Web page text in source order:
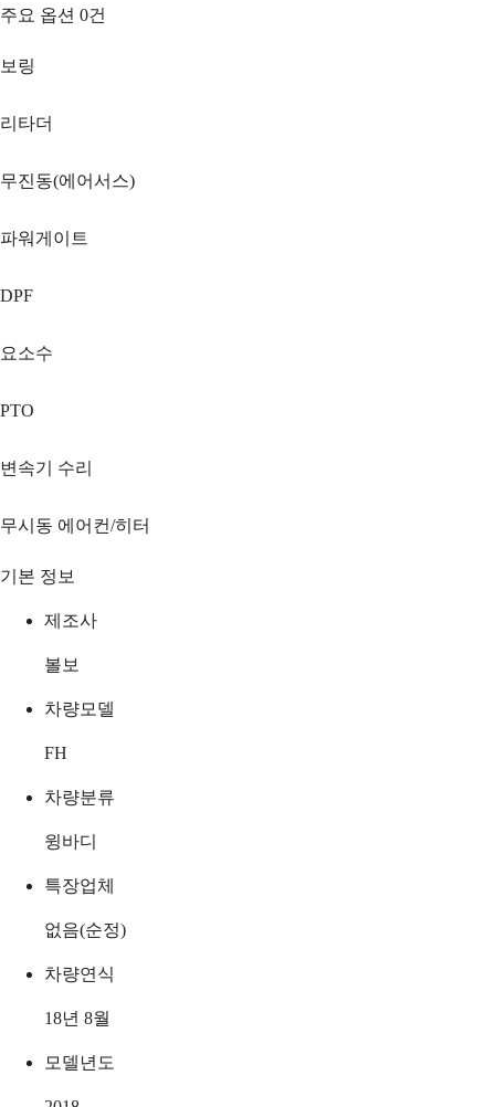
주요 옵션 0건
보링
리타더
무진동(에어서스)
파워게이트
DPF
요소수
PTO
변속기 수리
무시동 에어컨/히터
기본 정보
제조사
볼보
차량모델
FH
차량분류
윙바디
특장업체
없음(순정)
차량연식
18년 8월
모델년도